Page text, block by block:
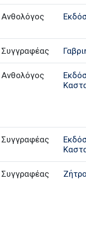
Ανθολόγος
Συγγραφέας
Ανθολόγος
Συγγραφέας
Συγγραφέας